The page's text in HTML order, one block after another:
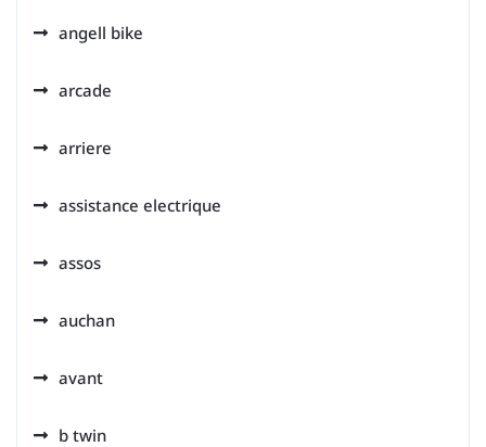
angell bike
arcade
arriere
assistance electrique
assos
auchan
avant
b twin